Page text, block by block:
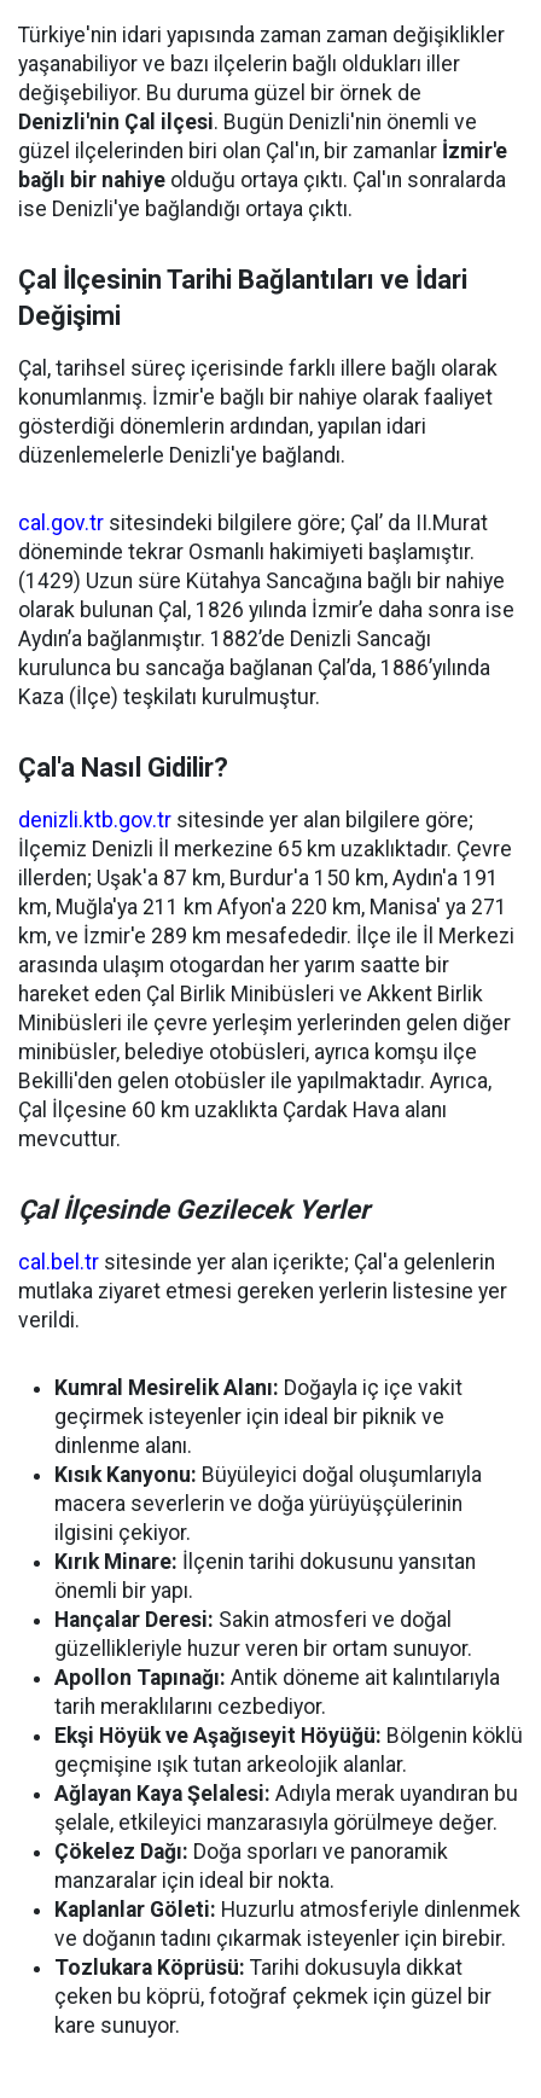
Türkiye'nin idari yapısında zaman zaman değişiklikler
yaşanabiliyor ve bazı ilçelerin bağlı oldukları iller
değişebiliyor. Bu duruma güzel bir örnek de
Denizli'nin Çal ilçesi. Bugün Denizli'nin önemli ve
güzel ilçelerinden biri olan Çal'ın, bir zamanlar İzmir'e
bağlı bir nahiye olduğu ortaya çıktı. Çal'ın sonralarda
ise Denizli'ye bağlandığı ortaya çıktı.
Çal İlçesinin Tarihi Bağlantıları ve İdari
Değişimi
Çal, tarihsel süreç içerisinde farklı illere bağlı olarak
konumlanmış. İzmir'e bağlı bir nahiye olarak faaliyet
gösterdiği dönemlerin ardından, yapılan idari
düzenlemelerle Denizli'ye bağlandı.
cal.gov.tr sitesindeki bilgilere göre; Çal’ da II.Murat
döneminde tekrar Osmanlı hakimiyeti başlamıştır.
(1429) Uzun süre Kütahya Sancağına bağlı bir nahiye
olarak bulunan Çal, 1826 yılında İzmir’e daha sonra ise
Aydın’a bağlanmıştır. 1882’de Denizli Sancağı
kurulunca bu sancağa bağlanan Çal’da, 1886’yılında
Kaza (İlçe) teşkilatı kurulmuştur.
Çal'a Nasıl Gidilir?
denizli.ktb.gov.tr sitesinde yer alan bilgilere göre;
İlçemiz Denizli İl merkezine 65 km uzaklıktadır. Çevre
illerden; Uşak'a 87 km, Burdur'a 150 km, Aydın'a 191
km, Muğla'ya 211 km Afyon'a 220 km, Manisa' ya 271
km, ve İzmir'e 289 km mesafededir. İlçe ile İl Merkezi
arasında ulaşım otogardan her yarım saatte bir
hareket eden Çal Birlik Minibüsleri ve Akkent Birlik
Minibüsleri ile çevre yerleşim yerlerinden gelen diğer
minibüsler, belediye otobüsleri, ayrıca komşu ilçe
Bekilli'den gelen otobüsler ile yapılmaktadır. Ayrıca,
Çal İlçesine 60 km uzaklıkta Çardak Hava alanı
mevcuttur.
Çal İlçesinde Gezilecek Yerler
cal.bel.tr sitesinde yer alan içerikte; Çal'a gelenlerin
mutlaka ziyaret etmesi gereken yerlerin listesine yer
verildi.
Kumral Mesirelik Alanı: Doğayla iç içe vakit
geçirmek isteyenler için ideal bir piknik ve
dinlenme alanı.
Kısık Kanyonu: Büyüleyici doğal oluşumlarıyla
macera severlerin ve doğa yürüyüşçülerinin
ilgisini çekiyor.
Kırık Minare: İlçenin tarihi dokusunu yansıtan
önemli bir yapı.
Hançalar Deresi: Sakin atmosferi ve doğal
güzellikleriyle huzur veren bir ortam sunuyor.
Apollon Tapınağı: Antik döneme ait kalıntılarıyla
tarih meraklılarını cezbediyor.
Ekşi Höyük ve Aşağıseyit Höyüğü: Bölgenin köklü
geçmişine ışık tutan arkeolojik alanlar.
Ağlayan Kaya Şelalesi: Adıyla merak uyandıran bu
şelale, etkileyici manzarasıyla görülmeye değer.
Çökelez Dağı: Doğa sporları ve panoramik
manzaralar için ideal bir nokta.
Kaplanlar Göleti: Huzurlu atmosferiyle dinlenmek
ve doğanın tadını çıkarmak isteyenler için birebir.
Tozlukara Köprüsü: Tarihi dokusuyla dikkat
çeken bu köprü, fotoğraf çekmek için güzel bir
kare sunuyor.